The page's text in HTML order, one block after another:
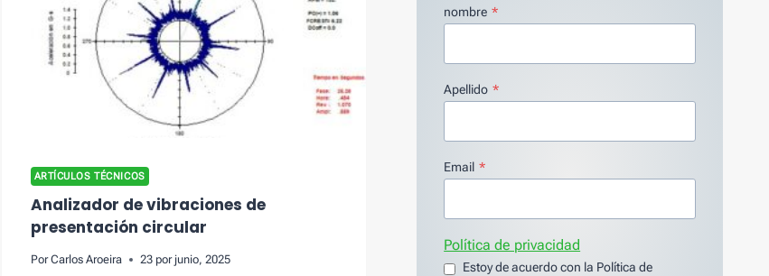
ARTÍCULOS TÉCNICOS
Analizador de vibraciones de
presentación circular
Por Carlos Aroeira 23 por junio, 2025
nombre *
Apellido *
Email *
Política de privacidad
Estoy de acuerdo con la Política de